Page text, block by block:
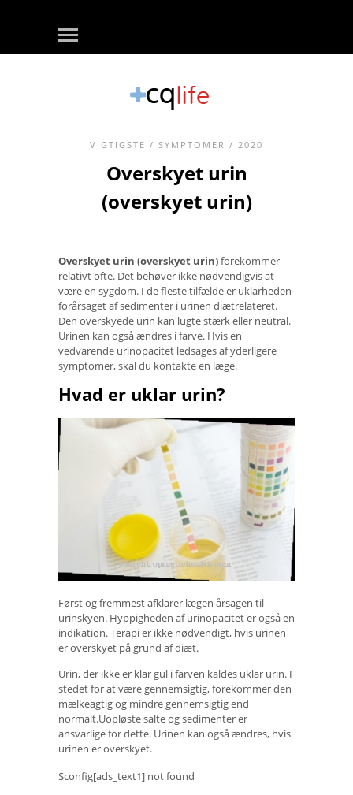
VIGTIGSTE / SYMPTOMER / 2020
Overskyet urin
(overskyet urin)
Overskyet urin (overskyet urin)forekommer
relativt ofte. Det behøver ikke nødvendigvis at
være en sygdom. I de fleste tilfælde er uklarheden
forårsaget af sedimenter i urinen diætrelateret.
Den overskyede urin kan lugte stærk eller neutral.
Urinen kan også ændres i farve. Hvis en
vedvarende urinopacitet ledsages af yderligere
symptomer, skal du kontakte en læge.
Hvad er uklar urin?
Først og fremmest afklarer lægen årsagen til
urinskyen. Hyppigheden af ​​urinopacitet er også en
indikation. Terapi er ikke nødvendigt, hvis urinen
er overskyet på grund af diæt.
Urin, der ikke er klar gul i farven kaldes uklar urin. I
stedet for at være gennemsigtig, forekommer den
mælkeagtig og mindre gennemsigtig end
normalt.Uopløste salte og sedimenter er
ansvarlige for dette. Urinen kan også ændres, hvis
urinen er overskyet.
$config[ads_text1] not found